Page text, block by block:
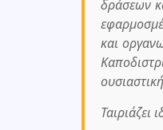
δράσεων
και
Ταιριάζει